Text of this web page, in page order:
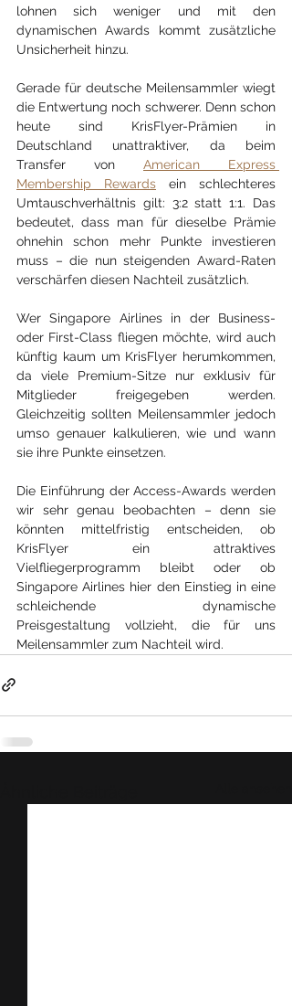
lohnen sich weniger und mit den
dynamischen Awards kommt zusätzliche
Unsicherheit hinzu.
Gerade für deutsche Meilensammler wiegt
die Entwertung noch schwerer. Denn schon
heute sind KrisFlyer-Prämien in
Deutschland unattraktiver, da beim
Transfer von American Express
Membership Rewards ein schlechteres
Umtauschverhältnis gilt: 3:2 statt 1:1. Das
bedeutet, dass man für dieselbe Prämie
ohnehin schon mehr Punkte investieren
muss – die nun steigenden Award-Raten
verschärfen diesen Nachteil zusätzlich.
Wer Singapore Airlines in der Business-
oder First-Class fliegen möchte, wird auch
künftig kaum um KrisFlyer herumkommen,
da viele Premium-Sitze nur exklusiv für
Mitglieder freigegeben werden.
Gleichzeitig sollten Meilensammler jedoch
umso genauer kalkulieren, wie und wann
sie ihre Punkte einsetzen.
Die Einführung der Access-Awards werden
wir sehr genau beobachten – denn sie
könnten mittelfristig entscheiden, ob
KrisFlyer ein attraktives
Vielfliegerprogramm bleibt oder ob
Singapore Airlines hier den Einstieg in eine
schleichende dynamische
Preisgestaltung vollzieht, die für uns
Meilensammler zum Nachteil wird.